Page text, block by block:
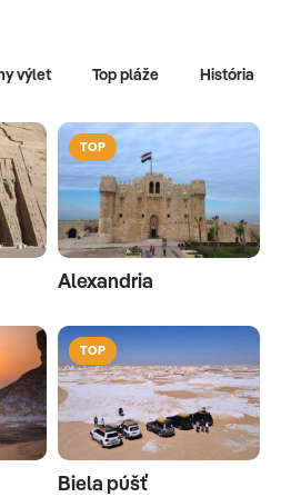
výlet Top pláže História
TOP
Alexandria
TOP
Biela púšť